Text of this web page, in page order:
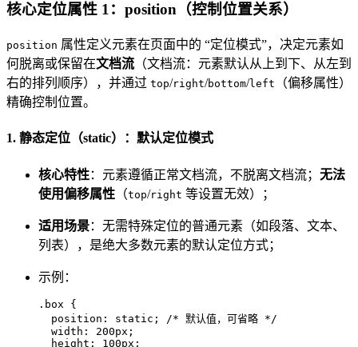
核心定位属性 1：position（控制位置关系）
position 属性定义元素在页面中的 “定位模式”，决定元素如
何脱离或保留在文档流 （文档流：元素默认从上到下、从左到
右的排列顺序），并通过 top/right/bottom/left
（偏移属性）
精确控制位置。
1. 静态定位（static）：默认定位模式
核心特性：元素遵循正常文档流，不脱离文档流； 无法
使用偏移属性 （top/right 等设置无效）；
适用场景：无需特殊定位的普通元素（如段落、文本、
列表），是绝大多数元素的默认定位方式；
示例：
.box {
position : static;
/* 默认值，可省略 */
width : 200px ;
height : 100px ;